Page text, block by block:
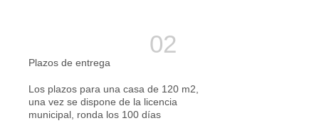
Plazos de entrega
Los plazos para una casa de 120 m2,
una vez se dispone de la licencia
municipal, ronda los 100 días